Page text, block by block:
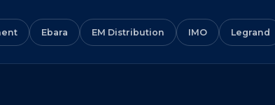
Ebara EM Distribution IMO Legrand